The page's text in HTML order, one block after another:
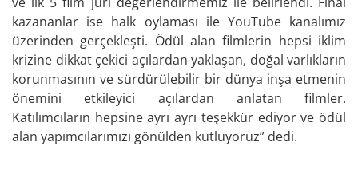
kazananlar ise halk oylaması ile YouTube kanalımız
üzerinden gerçekleşti. Ödül alan filmlerin hepsi iklim
krizine dikkat çekici açılardan yaklaşan, doğal varlıkların
korunmasının ve sürdürülebilir bir dünya inşa etmenin
önemini etkileyici açılardan anlatan filmler.
Katılımcıların hepsine ayrı ayrı teşekkür ediyor ve ödül
alan yapımcılarımızı gönülden kutluyoruz” dedi.